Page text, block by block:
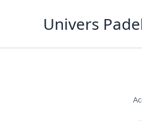
Univers